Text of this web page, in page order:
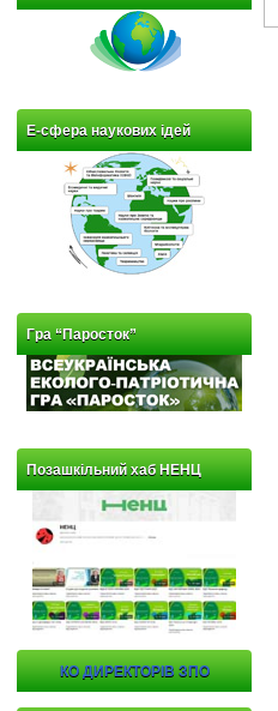
Е-сфера наукових ідей
Гра “Паросток”
Позашкільний хаб НЕНЦ
КО ДИРЕКТОРІВ ЗПО